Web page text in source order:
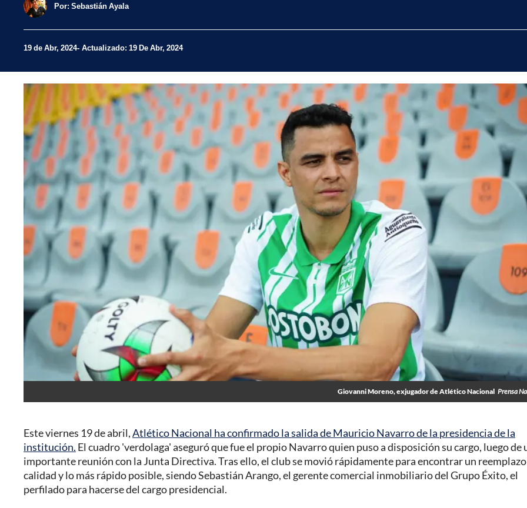
Por: Sebastián Ayala
19 de Abr, 2024 Actualizado: 19 De Abr, 2024
Giovanni Moreno, exjugador de Atlético Nacional Prensa
Este viernes 19 de abril,Atlético Nacional ha confirmado la salida de Mauricio Navarro de la presidencia de la
institución. El cuadro 'verdolaga' aseguró que fue el propio Navarro quien puso a disposición su cargo, luego de
importante reunión con la Junta Directiva. Tras ello, el club se movió rápidamente para encontrar un
calidad y lo más rápido posible, siendo Sebastián Arango, el gerente comercial inmobiliario del Grupo Éxito, el
perfilado para hacerse del cargo presidencial.